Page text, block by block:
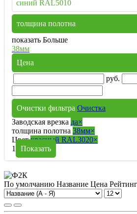
синий RAL5010
толщина полотна
показать Больше
38мм
Цена
руб.
Очистки фильтра Очистка
Заводская врезка да×
толщина полотна 38мм×
Цвет красный RAL3020×
1
Показать
По умолчанию Название Цена Рейтинг